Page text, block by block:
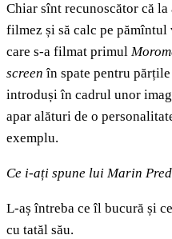
Chiar sînt recunoscător că la
filmez și să calc pe
care s-a filmat primul
screen în spate pentru
introduși în cadrul unor
apar alături de o
exemplu.
Ce i-ați spune lui Marin
L-aș întreba ce îl bucură și
cu tatăl său.